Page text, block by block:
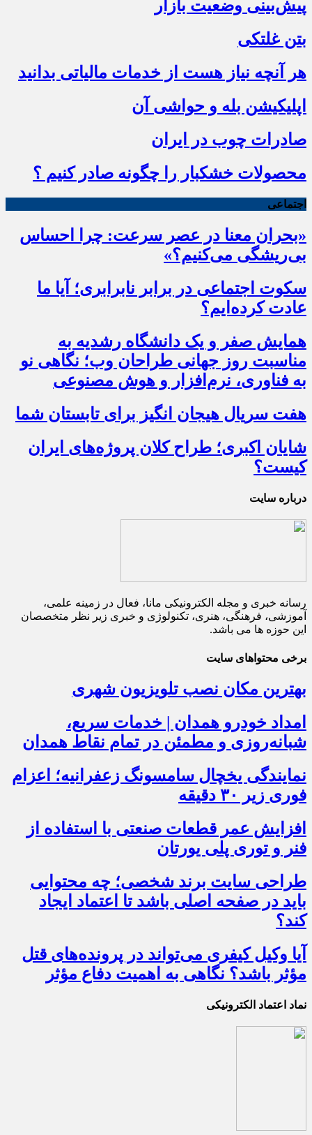
پیش‌بینی وضعیت بازار
بتن غلتکی
هر آنچه نیاز هست از خدمات مالیاتی بدانید
اپلیکیشن بله و حواشی آن
صادرات چوب در ایران
محصولات خشکبار را چگونه صادر کنیم ؟
اجتماعی
«بحران معنا در عصر سرعت: چرا احساس
بی‌ریشگی می‌کنیم؟»
سکوت اجتماعی در برابر نابرابری؛ آیا ما
عادت کرده‌ایم؟
همایش صفر و یک دانشگاه رشدیه به
مناسبت روز جهانی طراحان وب؛ نگاهی نو
به فناوری، نرم‌افزار و هوش مصنوعی
هفت سریال هیجان انگیز برای تابستان شما
شایان اکبری؛ طراح کلان پروژه‌های ایران
کیست؟
درباره سایت
رسانه خبری و مجله الکترونیکی مانا، فعال در زمینه علمی،
آموزشی، فرهنگی، هنری، تکنولوژی و خبری زیر نظر متخصصان
این حوزه ها می باشد.
برخی محتواهای سایت
بهترین مکان نصب تلویزیون شهری
امداد خودرو همدان | خدمات سریع،
شبانه‌روزی و مطمئن در تمام نقاط همدان
نمایندگی یخچال سامسونگ زعفرانیه؛ اعزام
فوری زیر ۳۰ دقیقه
افزایش عمر قطعات صنعتی با استفاده از
فنر و توری پلی یورتان
طراحی سایت برند شخصی؛ چه محتوایی
باید در صفحه اصلی باشد تا اعتماد ایجاد
کند؟
آیا وکیل کیفری می‌تواند در پرونده‌های قتل
مؤثر باشد؟ نگاهی به اهمیت دفاع مؤثر
نماد اعتماد الکترونیکی